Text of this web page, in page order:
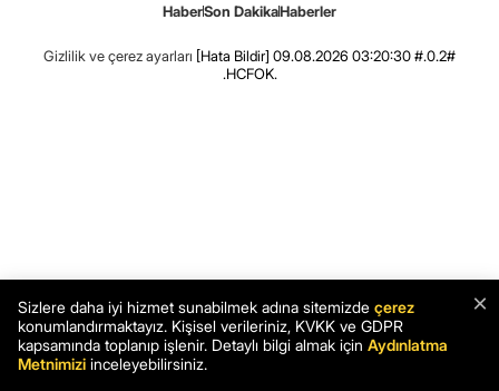
HaberSon DakikaHaberler
Gizlilik ve çerez ayarları [Hata Bildir] 09.08.2026 03:20:30 #.0.2#
.HCFOK.
×
Sizlere daha iyi hizmet sunabilmek adına sitemizde çerez
konumlandırmaktayız. Kişisel verileriniz, KVKK ve GDPR
kapsamında toplanıp işlenir. Detaylı bilgi almak için Aydınlatma
Metnimizi inceleyebilirsiniz.